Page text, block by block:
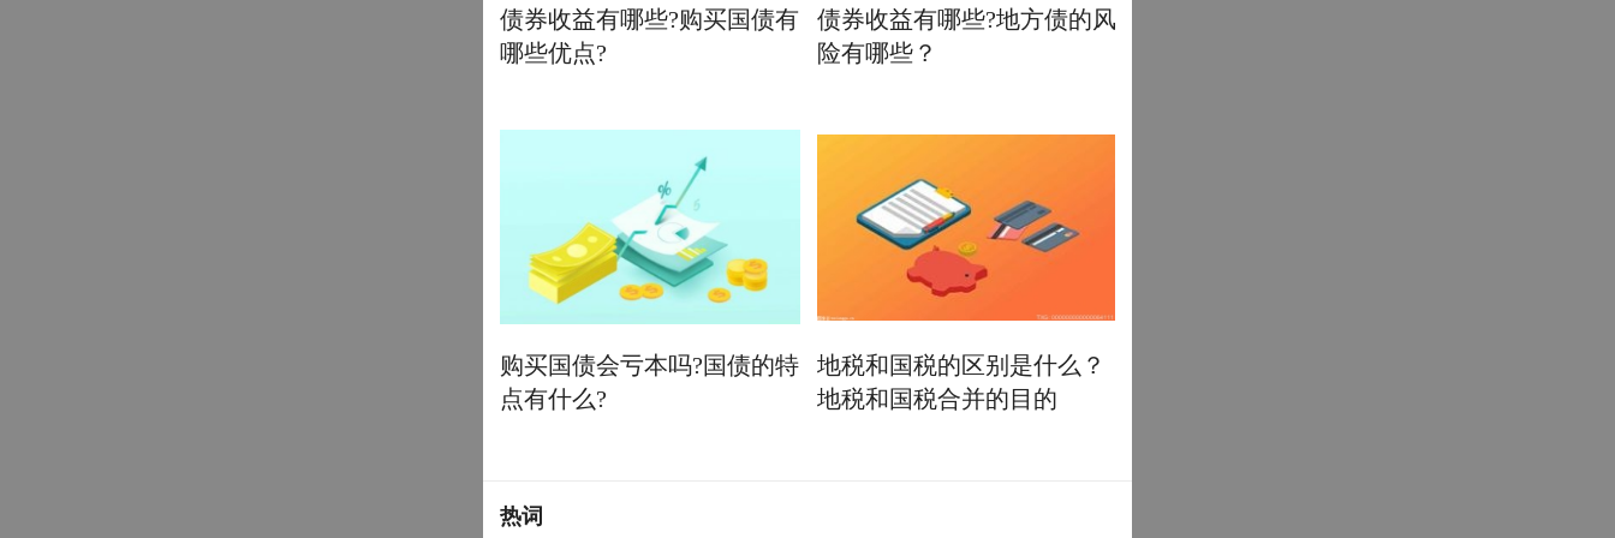
债券收益有哪些?购买国债有
哪些优点?
债券收益有哪些?地方债的风
险有哪些？
购买国债会亏本吗?国债的特
点有什么?
地税和国税的区别是什么？
地税和国税合并的目的
热词